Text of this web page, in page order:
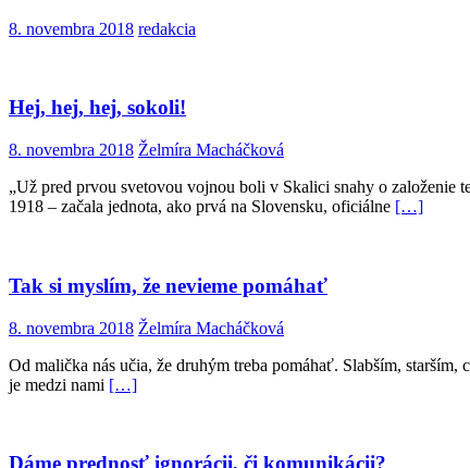
8. novembra 2018 redakcia
Hej, hej, hej, sokoli!
8. novembra 2018 Želmíra Macháčková
„Už pred prvou svetovou vojnou boli v Skalici snahy o
1918 – začala jednota, ako prvá na Slovensku, oficiálne […]
Tak si myslím, že nevieme pomáhať
8. novembra 2018 Želmíra Macháčková
Od malička nás učia, že druhým treba pomáhať. Slabším,
je medzi nami […]